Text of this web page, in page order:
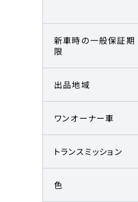
新車時の一般保証期
限
出品地域
ワンオーナー車
トランスミッション
色